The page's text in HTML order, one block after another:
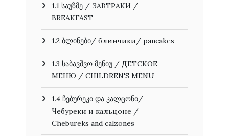
1.1 საუზმე / ЗАВТРАКИ /
BREAKFAST
1.2 ბლინები/ блинчики/ pancakes
1.3 საბავშვო მენიუ / ДЕТСКОЕ
МЕНЮ / CHILDREN'S MENU
1.4 ჩებურეკი და კალცონი/
Чебуреки и кальцоне /
Chebureks and calzones